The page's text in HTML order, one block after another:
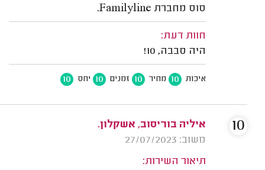
סוס מחברת Familyline.
חוות דעת:
היה סבבה, 10!
איכות 10 מחיר 10 זמנים 10 יחס 10
איליה בוריסוב, אשקלון.
משוב: 27/07/2023
תיאור השירות:
10